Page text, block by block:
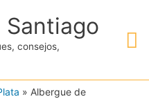
Santiago
consejos,
» Albergue de